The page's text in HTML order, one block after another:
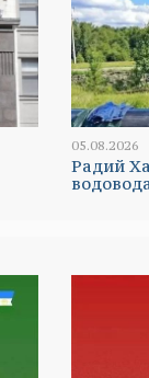
05.08.2026
Радий